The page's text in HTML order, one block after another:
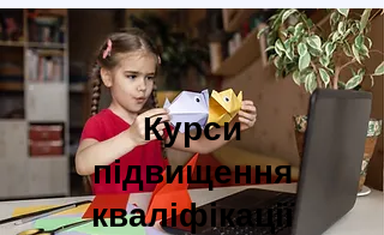
Курси
підвищення
кваліфікації